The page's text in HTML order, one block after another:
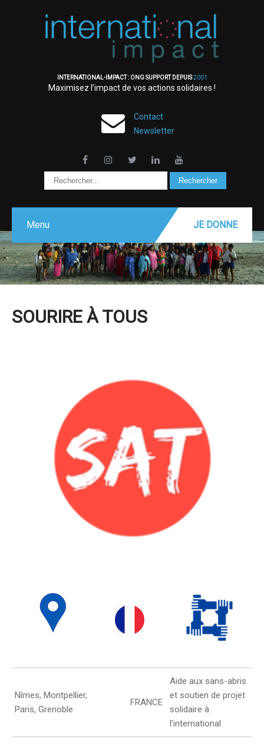
INTERNATIONAL-IMPACT : ONG SUPPORT DEPUIS2001
Maximisez l’impact de vos actions solidaires !
Contact
Newsletter
Menu JE DONNE
SOURIRE À TOUS
Nîmes, Montpellier,
Paris, Grenoble
FRANCE
Aide aux sans-abris
et soutien de projet
solidaire à
l’international